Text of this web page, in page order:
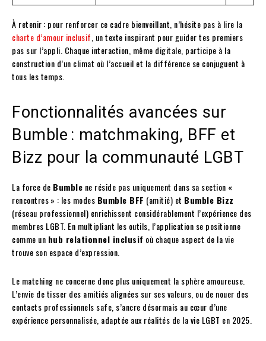
À retenir : pour renforcer ce cadre bienveillant, n’hésite pas à lire la
charte d’amour inclusif , un texte inspirant pour guider tes premiers
pas sur l’appli. Chaque interaction, même digitale, participe à la
construction d’un climat où l’accueil et la différence se conjuguent à
tous les temps.
Fonctionnalités avancées sur
Bumble : matchmaking, BFF et
Bizz pour la communauté LGBT
La force de Bumble ne réside pas uniquement dans sa section «
rencontres » : les modes Bumble BFF (amitié) et Bumble Bizz
(réseau professionnel) enrichissent considérablement l’expérience des
membres LGBT. En multipliant les outils, l’application se positionne
comme un hub relationnel inclusif où chaque aspect de la vie
trouve son espace d’expression.
Le matching ne concerne donc plus uniquement la sphère amoureuse.
L’envie de tisser des amitiés alignées sur ses valeurs, ou de nouer des
contacts professionnels safe, s’ancre désormais au cœur d’une
expérience personnalisée, adaptée aux réalités de la vie LGBT en 2025.